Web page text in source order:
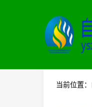
当前位置：